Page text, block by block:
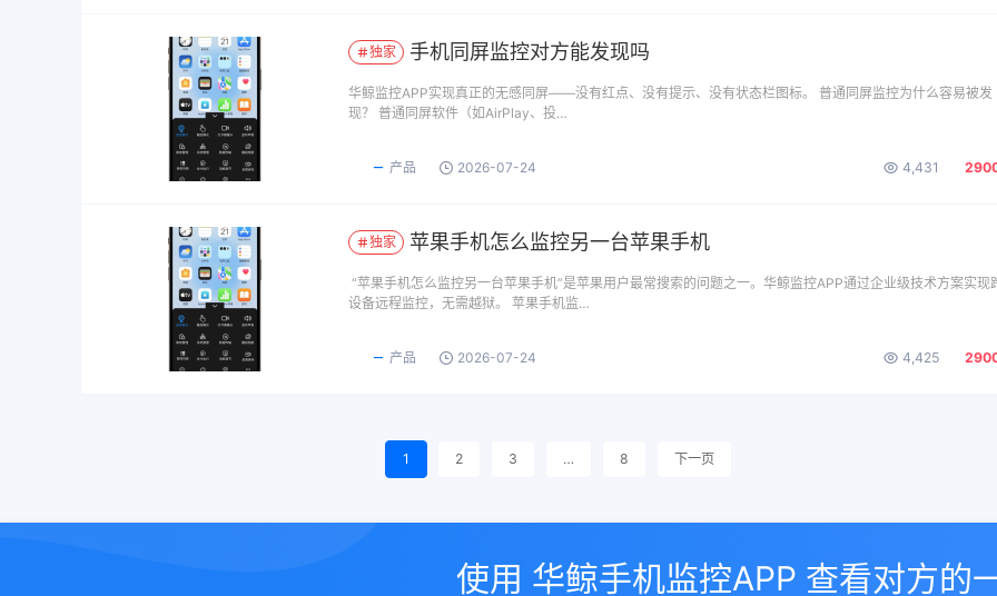
独家 手机同屏监控对方能发现吗
华鲸监控APP实现真正的无感同屏——没有红点、没有提示、没有状态栏图标。 普通同屏监控为什么容易被发
现？ 普通同屏软件（如AirPlay、投…
产品 2026-07-24 4,431
独家 苹果手机怎么监控另一台苹果手机
“苹果手机怎么监控另一台苹果手机”是苹果用户最常搜索的问题之一。华鲸监控APP通过企业级技术方案实现
设备远程监控，无需越狱。 苹果手机监…
产品 2026-07-24 4,425
1 2 3 … 8 下一页
使用 华鲸手机监控APP 查看对方的